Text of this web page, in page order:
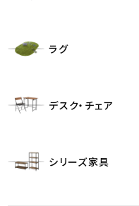
ラグ
デスク・チェア
シリーズ家具